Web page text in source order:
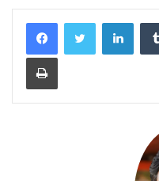
Print